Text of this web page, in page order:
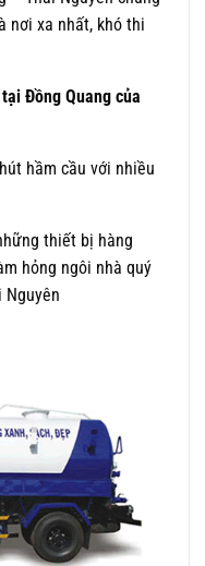
nơi xa nhất, khó thi
Đồng Quang của
hầm cầu với nhiều
thiết bị hàng
hỏng ngôi nhà quý
Nguyên